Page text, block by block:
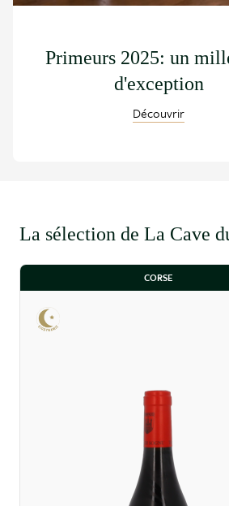
Primeurs 2025: un
d'exception
Découvrir
La sélection de La Cave
CORSE